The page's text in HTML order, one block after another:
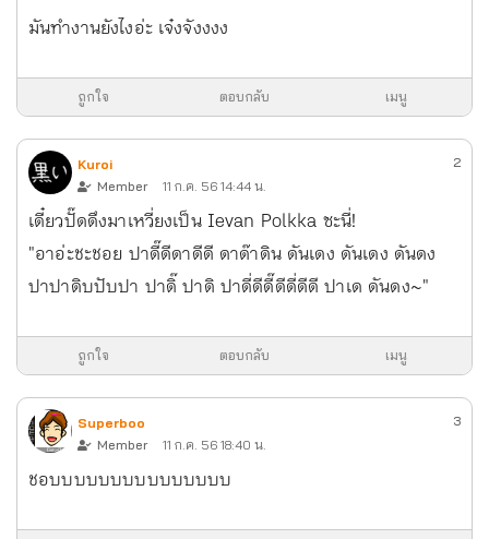
มันทำงานยังไงอ่ะ เจ๋งจังงงง
ถูกใจ ตอบกลับ เมนู
Kuroi
Member
11 ก.ค. 56 14:44 น.
2
เดี๋ยวปั๊ดดึงมาเหวี่ยงเป็น Ievan Polkka ซะนี่!
"อาอ่ะชะชอย ปาดี๊ดีดาดีดี ดาด๊าดิน ดันเดง ดันเดง ดันดง
ปาปาดิบปับปา ปาดิ๊ ปาดิ ปาดี่ดีดี๊ดีดี่ดีดี ปาเด ดันดง~"
ถูกใจ ตอบกลับ เมนู
Superboo
Member
11 ก.ค. 56 18:40 น.
3
ชอบบบบบบบบบบบบบบบ